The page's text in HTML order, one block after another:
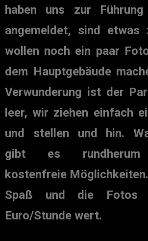
haben uns zur
angemeldet, sind
wollen noch ein paar
dem Hauptgebäude
Verwunderung ist der
leer, wir ziehen einfach
und stellen und hin.
gibt es rundherum
kostenfreie
Spaß und die Fotos
Euro/Stunde wert.